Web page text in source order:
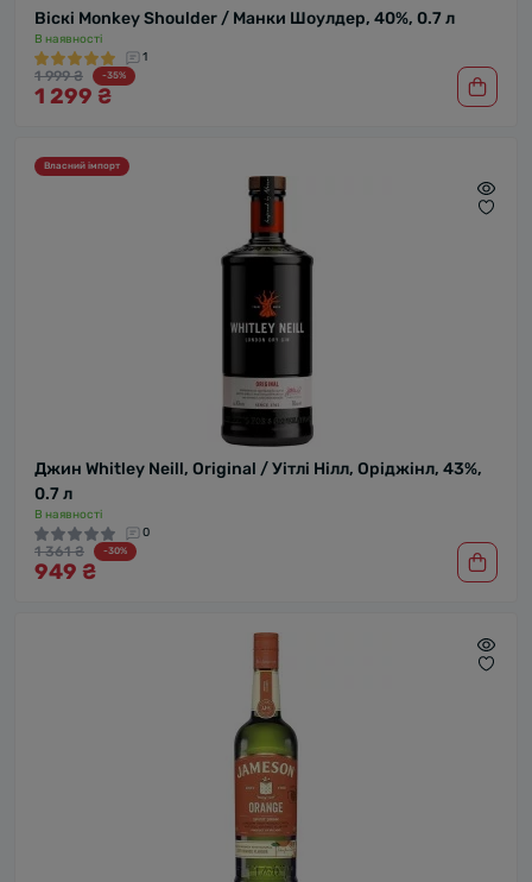
Віскі Monkey Shoulder / Манки Шоулдер, 40%, 0.7 л
В наявності
1
1 999 ₴ -35%
1 299 ₴
Власний імпорт
Джин Whitley Neill, Original / Уітлі Нілл, Оріджінл, 43%,
0.7 л
В наявності
0
1 361 ₴ -30%
949 ₴